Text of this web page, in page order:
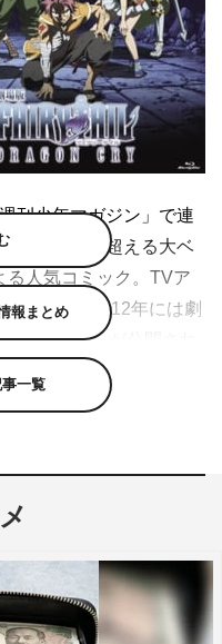
刊少年マガジン」で連
万部を超える大ベ
る人気コミック。TVア
送され、2012年には劇
凰の巫女‐」が公開され
デュースを手掛け、自ら
ネームを基に作られた
魔導士（ドラゴンスレ
やルーシィ（CV：平野
え、劇場版オリジナルキ
報まとめ
一覧